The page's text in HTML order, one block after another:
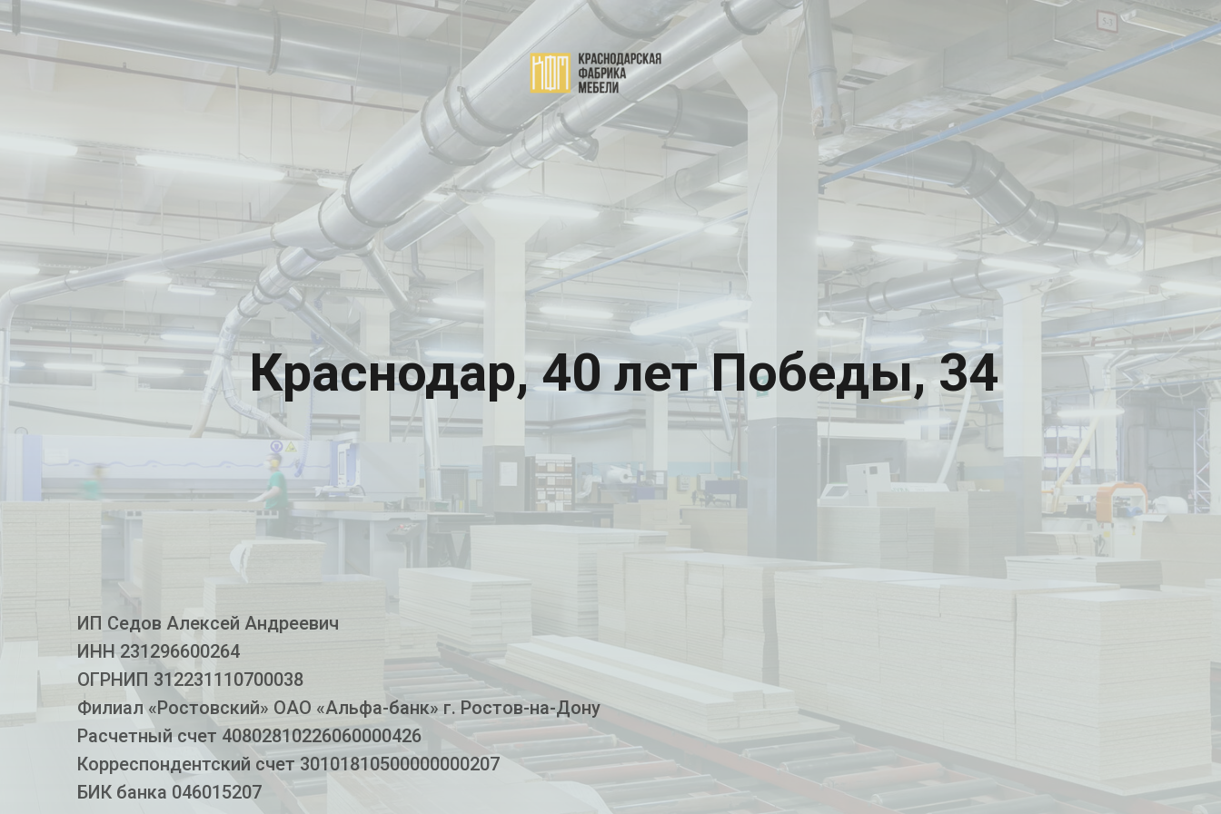
ИП Седов Алексей Андреевич
ИНН 231296600264
ОГРНИП 312231110700038
Филиал «Ростовский» ОАО «Альфа-банк» г. Ростов-на-Дону
Расчетный счет 40802810226060000426
Корреспондентский счет 30101810500000000207
БИК банка 046015207
Краснодар, 40 лет Победы, 34